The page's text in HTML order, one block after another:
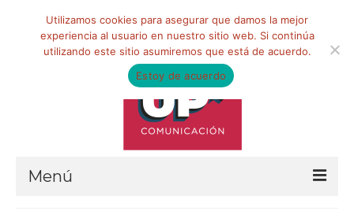
Menú
Utilizamos cookies para asegurar que damos la mejor
experiencia al usuario en nuestro sitio web. Si continúa
utilizando este sitio asumiremos que está de acuerdo.
Estoy de acuerdo